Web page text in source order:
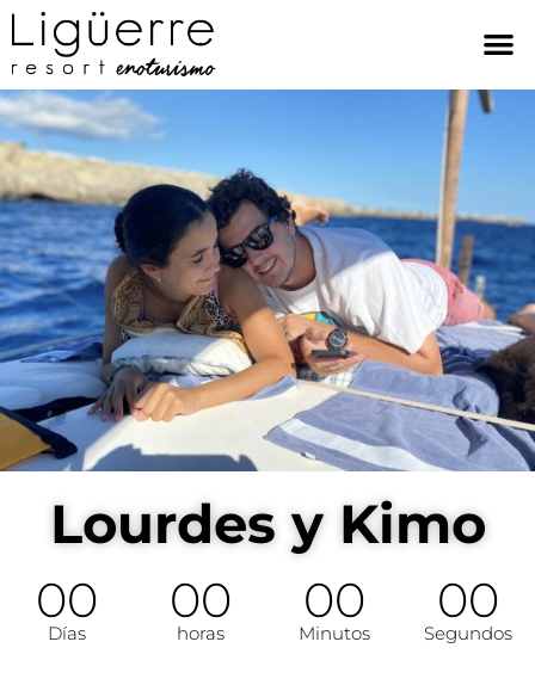
Lourdes y Kimo
00
Días
00
horas
00
Minutos
00
Segundos